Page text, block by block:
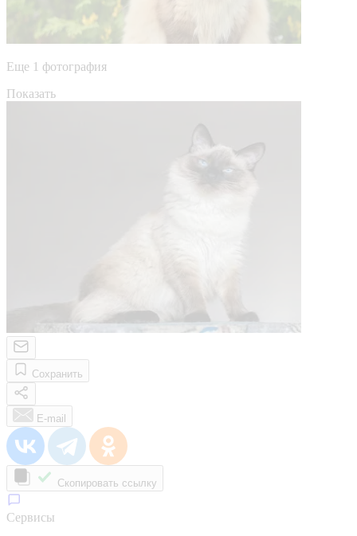
Еще 1 фотография
Показать
Сохранить
E-mail
Скопировать ссылку
Сервисы